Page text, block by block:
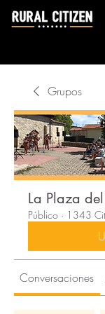
Grupos
La Plaza
Público · 1343
Conversaciones